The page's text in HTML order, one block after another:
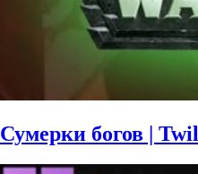
Сумерки богов |